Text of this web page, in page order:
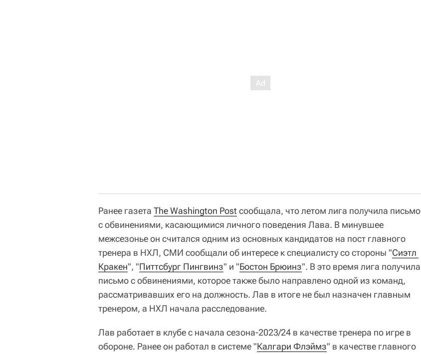
Ранее газета The Washington Postсообщала, что летом лига получила письмо
с обвинениями, касающимися личного поведения Лава. В минувшее
межсезонье он считался одним из основных кандидатов на пост главного
тренера в НХЛ, СМИ сообщали об интересе к специалисту со стороны "Сиэтл
Кракен", "Питтсбург Пингвинз" и "Бостон Брюинз". В это время лига получила
письмо с обвинениями, которое также было направлено одной из команд,
рассматривавших его на должность. Лав в итоге не был назначен главным
тренером, а НХЛ начала расследование.
Лав работает в клубе с начала сезона-2023/24 в качестве тренера по игре в
обороне. Ранее он работал в системе "Калгари Флэймз" в качестве главного